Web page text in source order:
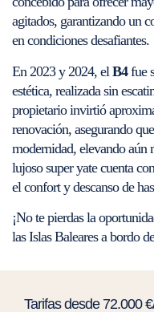
agitados, garantizando un
en condiciones desafiantes.
En 2023 y 2024, el B4fue
estética, realizada sin
propietario invirtió
renovación, asegurando
modernidad, elevando aún
lujoso super yate cuenta
el confort y descanso de
¡No te pierdas la
las Islas Baleares a bordo
Tarifas desde 72.000